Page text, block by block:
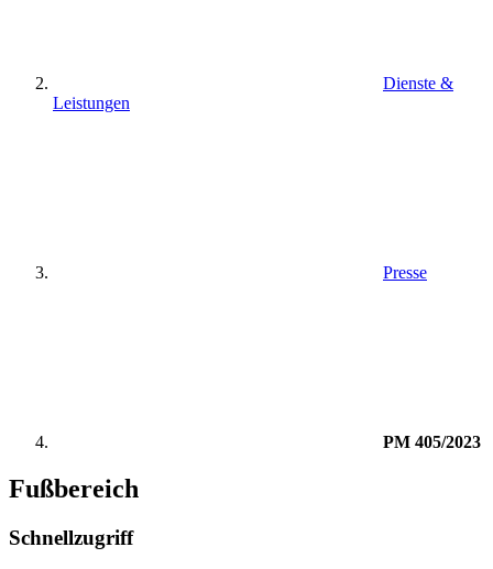
Dienste &
Leistungen
Presse
PM 405/2023
Fußbereich
Schnellzugriff